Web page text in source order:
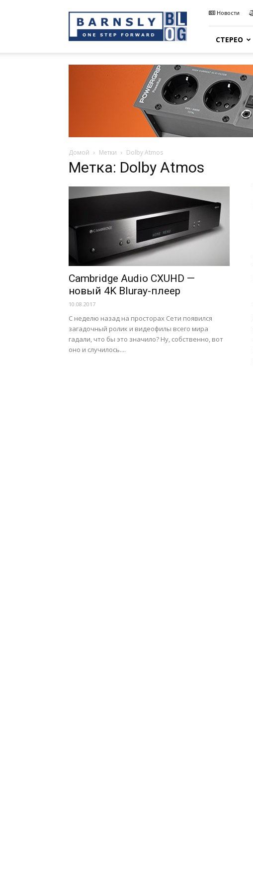
Sound
Blog
Новости
СТЕРЕО
Домой Метки Dolby Atmos
Метка: Dolby Atmos
Cambridge Audio CXUHD —
новый 4K Bluray-плеер
10.08.2017
С неделю назад на просторах Сети появился
загадочный ролик и видеофилы всего мира
гадали, что бы это значило? Ну, собственно, вот
оно и случилось....